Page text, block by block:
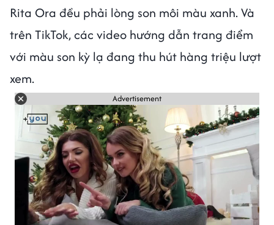
Rita Ora đều phải lòng son môi màu xanh. Và
trên TikTok, các video hướng dẫn trang điểm
với màu son kỳ lạ đang thu hút hàng triệu lượt
xem.
Advertisement